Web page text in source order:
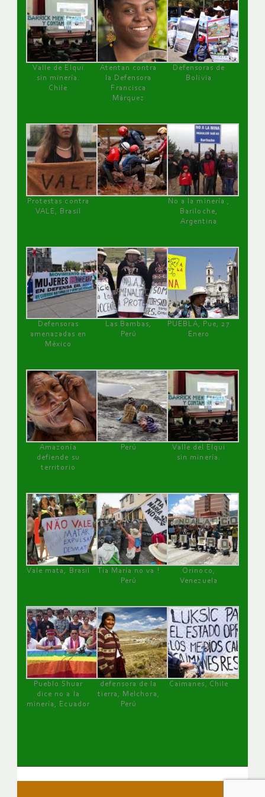
Valle de Elqui
sin minería.
Chile
Atentan contra
la Defensora
Francisca
Márquez
Defensoras de
Bolivia
Protestas contra
VALE, Brasil
No a la minería ,
Bariloche,
Argentina
Defensoras
amenazadas en
México
Las Bambas,
Perú
PUEBLA, Pue, 27
Enero
Amazonía
defiende su
territorio
Perú
Valle del Elqui
sin minería.
Vale mata, Brasil
Tía María no va !
Perú
Orinoco,
Venezuela
Pueblo Shuar
dice no a la
minería, Ecuador
defensora de la
tierra, Melchora,
Perú
Caimanes, Chile